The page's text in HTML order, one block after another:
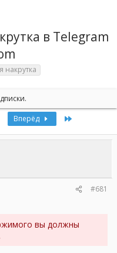
в Telegram
накрутка
Вперёд
#681
вы должны